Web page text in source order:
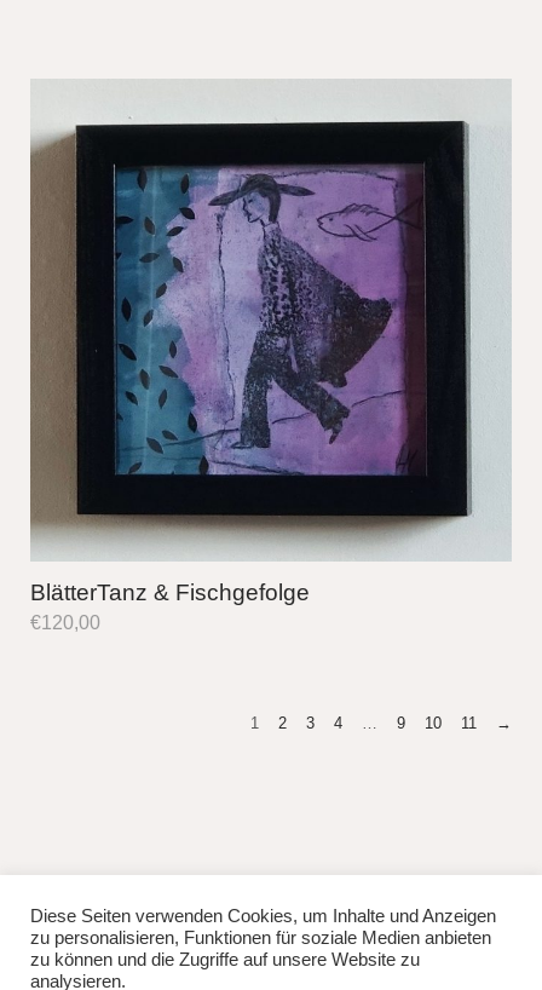
BlätterTanz & Fischgefolge
€120,00
1 2 3 4 9 10 11 →
fb instag
© 2026Lisa Manhuru. Powered byWordPress
Theme: Weta vonElmastudio.
Diese Seiten verwenden Cookies, um Inhalte und Anzeigen
zu personalisieren, Funktionen für soziale Medien anbieten
zu können und die Zugriffe auf unsere Website zu
analysieren.